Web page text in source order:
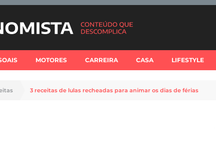
MOTORES CARREIRA CASA LIFESTYLE
3 receitas de lulas recheadas para animar os dias de férias